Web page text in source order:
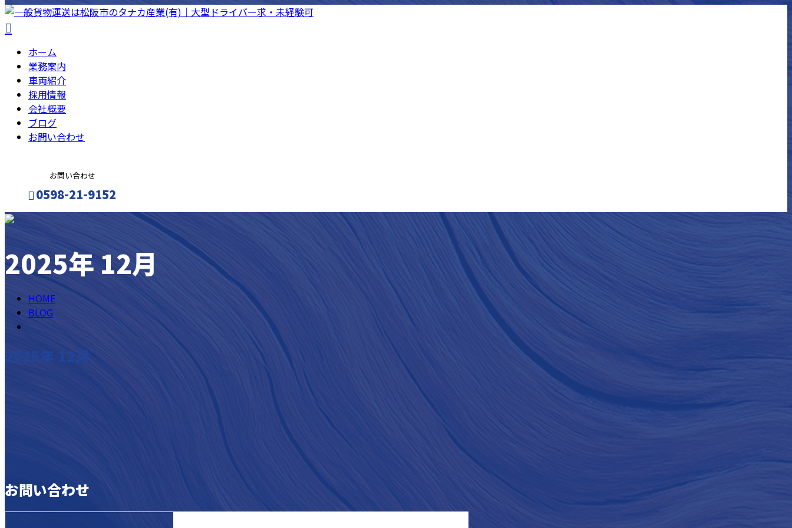
ホーム
業務案内
車両紹介
採用情報
会社概要
ブログ
お問い合わせ
お問い合わせ
0598-21-9152
メールフォーム
2025年 12月
HOME
BLOG
2025年 12月
お問い合わせ